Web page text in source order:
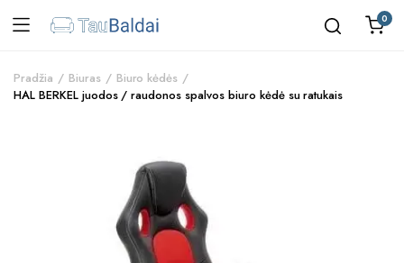
0
Pradžia Biuras
Biuro kėdės
HAL BERKEL juodos / raudonos spalvos biuro kėdė su ratukais